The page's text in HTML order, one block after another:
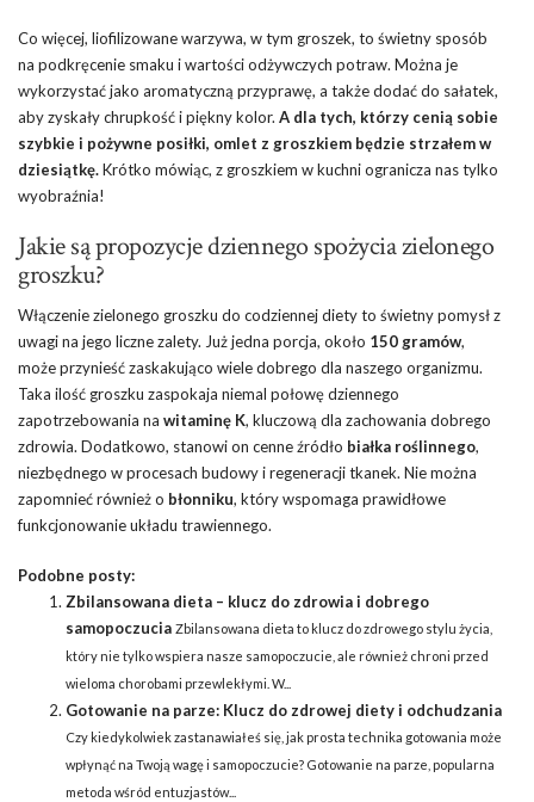
Co więcej, liofilizowane warzywa, w tym groszek, to świetny sposób
na podkręcenie smaku i wartości odżywczych potraw. Można je
wykorzystać jako aromatyczną przyprawę, a także dodać do sałatek,
aby zyskały chrupkość i piękny kolor. A dla tych, którzy cenią sobie
szybkie i pożywne posiłki, omlet z groszkiem będzie strzałem w
dziesiątkę.Krótko mówiąc, z groszkiem w kuchni ogranicza nas tylko
wyobraźnia!
Jakie są propozycje dziennego spożycia zielonego
groszku?
Włączenie zielonego groszku do codziennej diety to świetny pomysł z
uwagi na jego liczne zalety. Już jedna porcja, około 150 gramów,
może przynieść zaskakująco wiele dobrego dla naszego organizmu.
Taka ilość groszku zaspokaja niemal połowę dziennego
zapotrzebowania na witaminę K, kluczową dla zachowania dobrego
zdrowia. Dodatkowo, stanowi on cenne źródło białka roślinnego,
niezbędnego w procesach budowy i regeneracji tkanek. Nie można
zapomnieć również o błonniku, który wspomaga prawidłowe
funkcjonowanie układu trawiennego.
Podobne posty:
Zbilansowana dieta – klucz do zdrowia i dobrego
samopoczucia Zbilansowana dieta to klucz do zdrowego stylu życia,
który nie tylko wspiera nasze samopoczucie, ale również chroni przed
wieloma chorobami przewlekłymi. W...
Gotowanie na parze: Klucz do zdrowej diety i odchudzania
Czy kiedykolwiek zastanawiałeś się, jak prosta technika gotowania może
wpłynąć na Twoją wagę i samopoczucie? Gotowanie na parze, popularna
metoda wśród entuzjastów...